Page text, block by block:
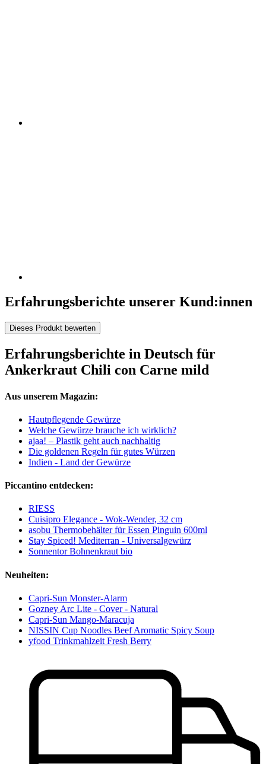
Erfahrungsberichte unserer Kund:innen
Dieses Produkt bewerten
Erfahrungsberichte in Deutsch für
Ankerkraut Chili con Carne mild
Aus unserem Magazin:
Hautpflegende Gewürze
Welche Gewürze brauche ich wirklich?
ajaa! – Plastik geht auch nachhaltig
Die goldenen Regeln für gutes Würzen
Indien - Land der Gewürze
Piccantino entdecken:
RIESS
Cuisipro Elegance - Wok-Wender, 32 cm
asobu Thermobehälter für Essen Pinguin 600ml
Stay Spiced! Mediterran - Universalgewürz
Sonnentor Bohnenkraut bio
Neuheiten:
Capri-Sun Monster-Alarm
Gozney Arc Lite - Cover - Natural
Capri-Sun Mango-Maracuja
NISSIN Cup Noodles Beef Aromatic Spicy Soup
yfood Trinkmahlzeit Fresh Berry